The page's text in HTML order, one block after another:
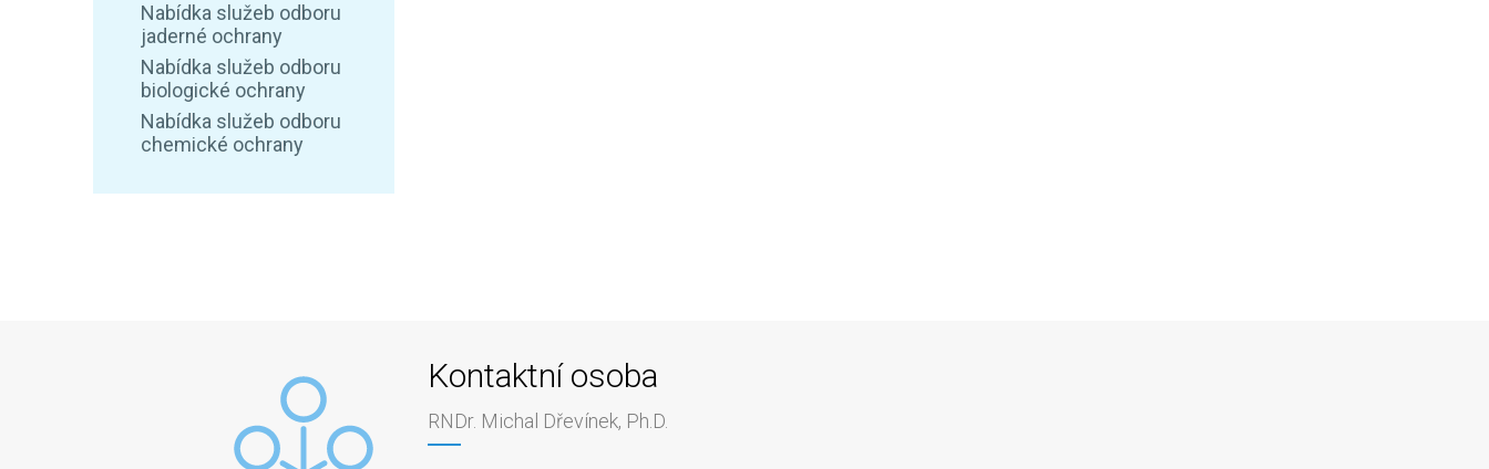
Nabídka služeb odboru
jaderné ochrany
Nabídka služeb odboru
biologické ochrany
Nabídka služeb odboru
chemické ochrany
Kontaktní osoba
RNDr. Michal Dřevínek, Ph.D.